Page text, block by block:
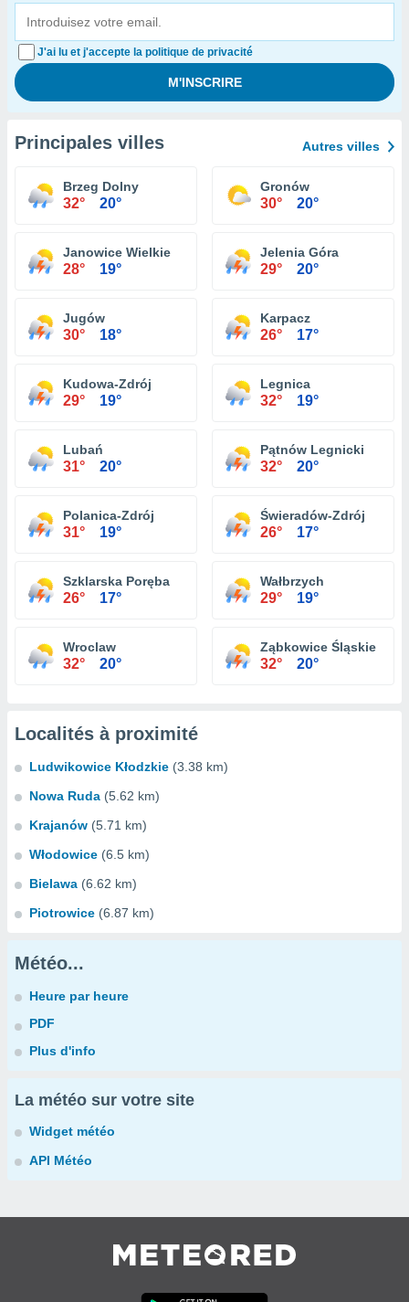
J'ai lu et j'accepte la politique de privacité
Principales villes Autres villes
Brzeg Dolny
32° 20°
Gronów
30° 20°
Janowice Wielkie
28° 19°
Jelenia Góra
29° 20°
Jugów
30° 18°
Karpacz
26° 17°
Kudowa-Zdrój
29° 19°
Legnica
32° 19°
Lubań
31° 20°
Pątnów Legnicki
32° 20°
Polanica-Zdrój
31° 19°
Świeradów-Zdrój
26° 17°
Szklarska Poręba
26° 17°
Wałbrzych
29° 19°
Wroclaw
32° 20°
Ząbkowice Śląskie
32° 20°
Localités à proximité
Ludwikowice Kłodzkie (3.38 km)
Nowa Ruda (5.62 km)
Krajanów (5.71 km)
Włodowice (6.5 km)
Bielawa (6.62 km)
Piotrowice (6.87 km)
Météo...
Heure par heure
PDF
Plus d'info
La météo sur votre site
Widget météo
API Météo